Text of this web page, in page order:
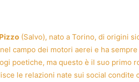
Pizzo (Salvo), nato a Torino, di origini
campo dei motori aerei e ha
poetiche, ma questo è il suo primo
le relazioni nate sui social condite